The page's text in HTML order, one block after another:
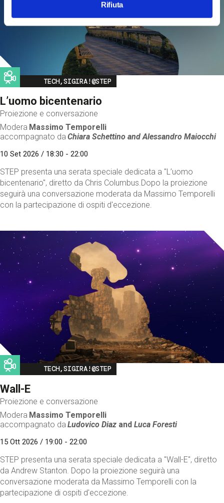
Rifiuta
Image
TECH,SIGIRA!@STEP
L’uomo bicentenario
Proiezione e conversazione
Modera Massimo Temporelli
accompagnato da Chiara Schettino andAlessandro Maiocchi
10 Set 2026 / 18:30 - 22:00
STEP presenta una serata speciale dedicata a "L’uomo
bicentenario", diretto da Chris Columbus.Dopo la proiezione
seguirà una conversazione moderata da Massimo Temporelli
con la partecipazione di ospiti d'eccezione.
Image
TECH,SIGIRA!@STEP
Wall-E
Proiezione e conversazione
Modera Massimo Temporelli
accompagnato da Ludovico Diaz andLuca Foresti
15 Ott 2026 / 19:00 - 22:00
STEP presenta una serata speciale dedicata a "Wall-E", diretto
da Andrew Stanton. Dopo la proiezione seguirà una
conversazione moderata da Massimo Temporelli con la
partecipazione di ospiti d'eccezione.